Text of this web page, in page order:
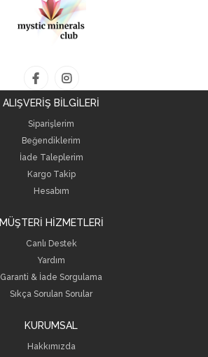
ALIŞVERİŞ BİLGİLERİ
Siparişlerim
Beğendiklerim
İade Taleplerim
Kargo Takip
Hesabım
MÜŞTERİ HİZMETLERİ
Canlı Destek
Yardım
Garanti & İade Sorgulama
Sıkça Sorulan Sorular
KURUMSAL
Hakkımızda